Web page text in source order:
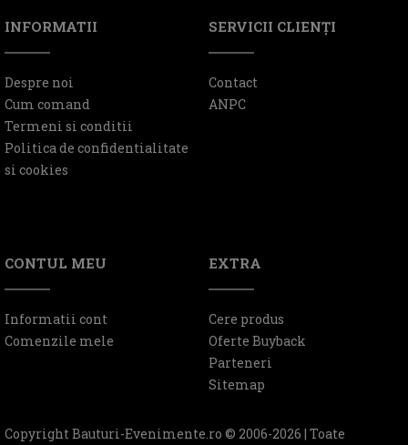
INFORMATII
Despre noi
Cum comand
Termeni si conditii
Politica de confidentialitate
si cookies
SERVICII CLIENŢI
Contact
ANPC
CONTUL MEU
Informatii cont
Comenzile mele
EXTRA
Cere produs
Oferte Buyback
Parteneri
Sitemap
Copyright Bauturi-Evenimente.ro © 2006-2026 | Toate